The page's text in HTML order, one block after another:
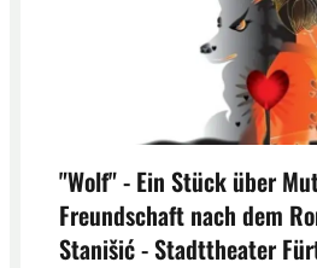
"Wolf" - Ein Stück über
Freundschaft nach dem
Stanišić - Stadttheater